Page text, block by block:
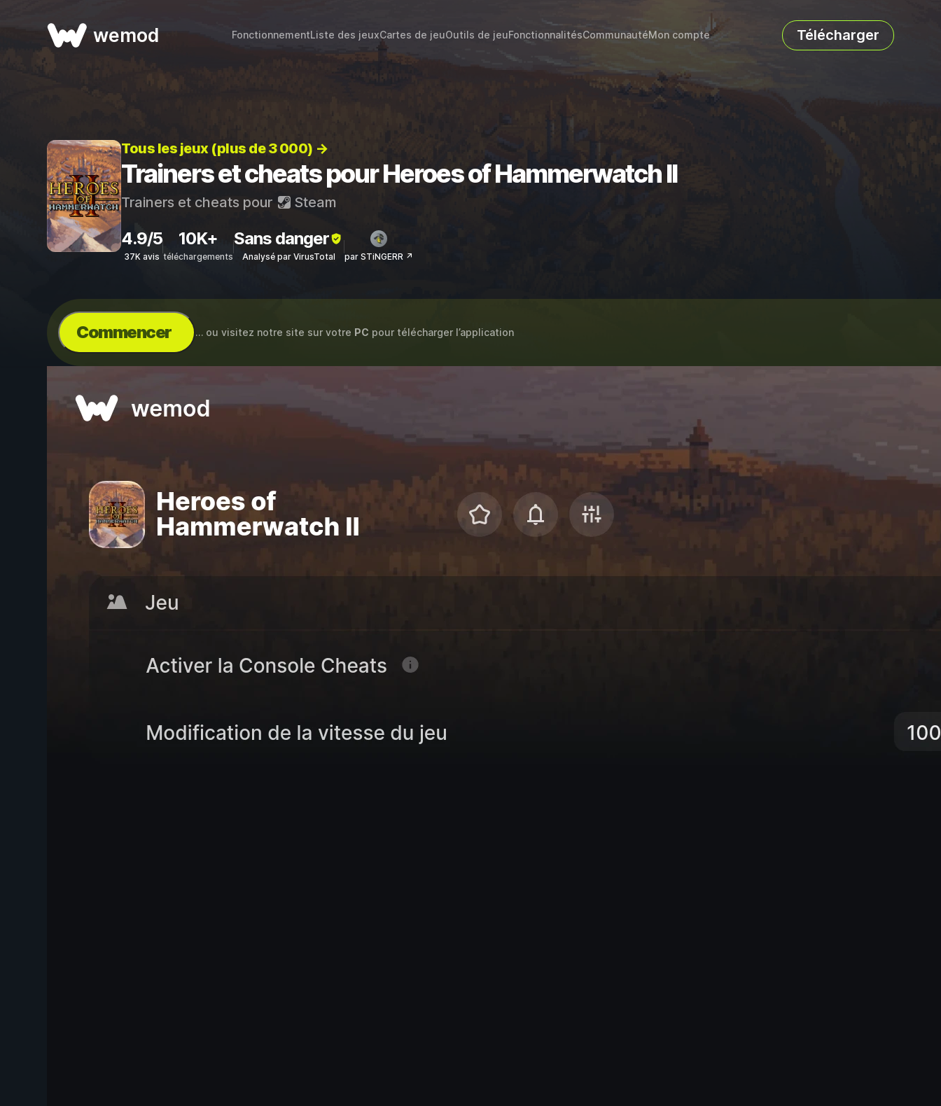
wemod FonctionnementListe des jeuxCartes de jeuOutils de jeuFonctionnalitésCommunautéMon compte Télécharger
Tous les jeux (plus de 3 000) →
Trainers et cheats pour Heroes of Hammerwatch II
Trainers et cheats pour Steam
4.9/5
37K avis
10K+
téléchargements
Sans danger
Analysé par VirusTotal par STiNGERR ↗
Commencer … ou visitez notre site sur votre PC pour télécharger l’application